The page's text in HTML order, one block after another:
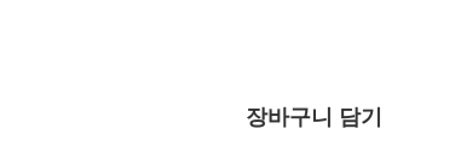
장바구니 담기